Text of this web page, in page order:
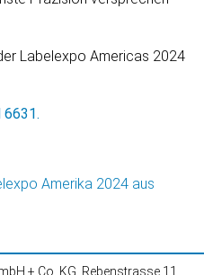
Labelexpo Americas 2024
6631.
+ Co. KG, Rebenstrasse 11,